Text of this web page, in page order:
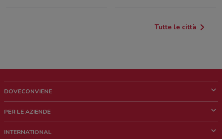
Tutte le città
DOVECONVIENE
Chi siamo
PER LE AZIENDE
INTERNATIONAL